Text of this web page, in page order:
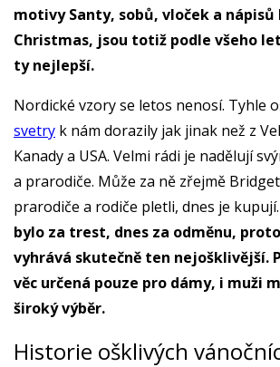
motivy Santy, sobů, vloček a nápisů
Christmas, jsou totiž podle všeho
ty nejlepší.
Nordické vzory se letos nenosí. Tyhle
svetry k nám dorazily jak jinak než z
Kanady a USA. Velmi rádi je nadělují
a prarodiče. Může za ně zřejmě
prarodiče a rodiče pletli, dnes je kupují.
bylo za trest, dnes za odměnu,
vyhrává skutečně ten nejošklivější.
věc určená pouze pro dámy, i muži
široký výběr.
Historie ošklivých